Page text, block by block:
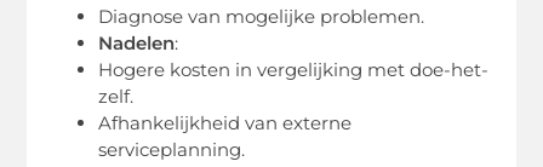
Diagnose van mogelijke problemen.
Nadelen:
Hogere kosten in vergelijking met doe-het-
zelf.
Afhankelijkheid van externe
serviceplanning.